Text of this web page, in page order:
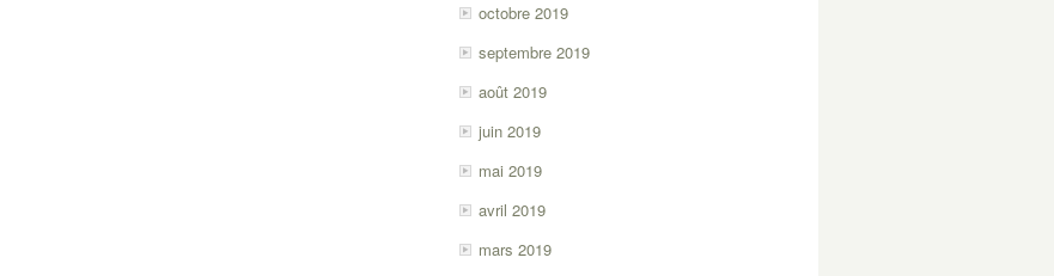
octobre 2019
septembre 2019
août 2019
juin 2019
mai 2019
avril 2019
mars 2019